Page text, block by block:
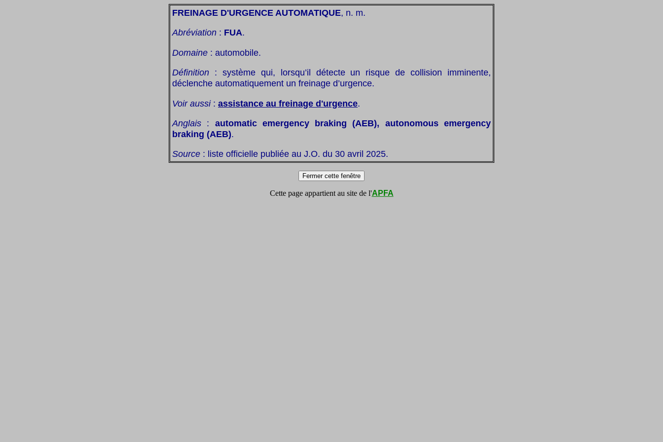
FREINAGE D'URGENCE AUTOMATIQUE, n. m.
Abréviation : FUA.
Domaine : automobile.
Définition : système qui, lorsqu’il détecte un risque de collision imminente,
déclenche automatiquement un freinage d’urgence.
Voir aussi: assistance au freinage d'urgence.
Anglais : automatic emergency braking (AEB), autonomous emergency
braking (AEB).
Source : liste officielle publiée au J.O. du 30 avril 2025.
Cette page appartient au site de l'APFA